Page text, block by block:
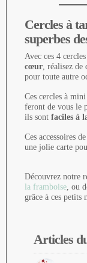
Cercles à
superbes
Avec ces 4
cœur , réalisez de
pour toute autre
Ces cercles à
feront de vous le
ils sont faciles à
Ces accessoires
une jolie carte
Découvrez notre
la framboise , ou
grâce à ces petits
Articles